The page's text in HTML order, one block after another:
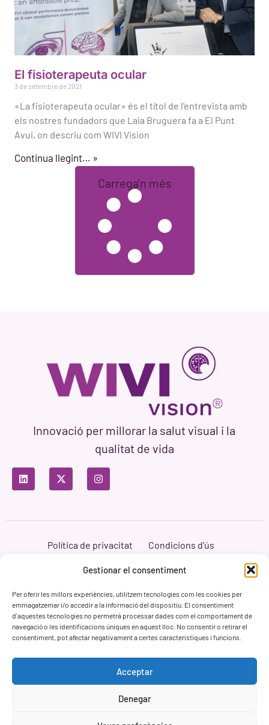
Gestionar el consentiment
Per oferir les millors experiències, utilitzem tecnologies com les cookies per
emmagatzemar i/o accedir a la informació del dispositiu. El consentiment
d'aquestes tecnologies no permetrà processar dades com el comportament de
navegació o les identificacions úniques en aquest lloc. No consentir o retirar el
consentiment, pot afectar negativament a certes característiques i funcions.
Acceptar
Denegar
El fisioterapeuta ocular
3 de setembre de 2021
«La fisioterapeuta ocular» és el títol de l'entrevista amb
els nostres fundadors que Laia Bruguera fa a El Punt
Avui, on descriu com WIVI Vision
Continua llegint… »
Carrega'n més
Innovació per millorar la salut visual i la
qualitat de vida
Política de privacitat
Condicions d'ús
Branding i Web ASH Proyectos Creativos